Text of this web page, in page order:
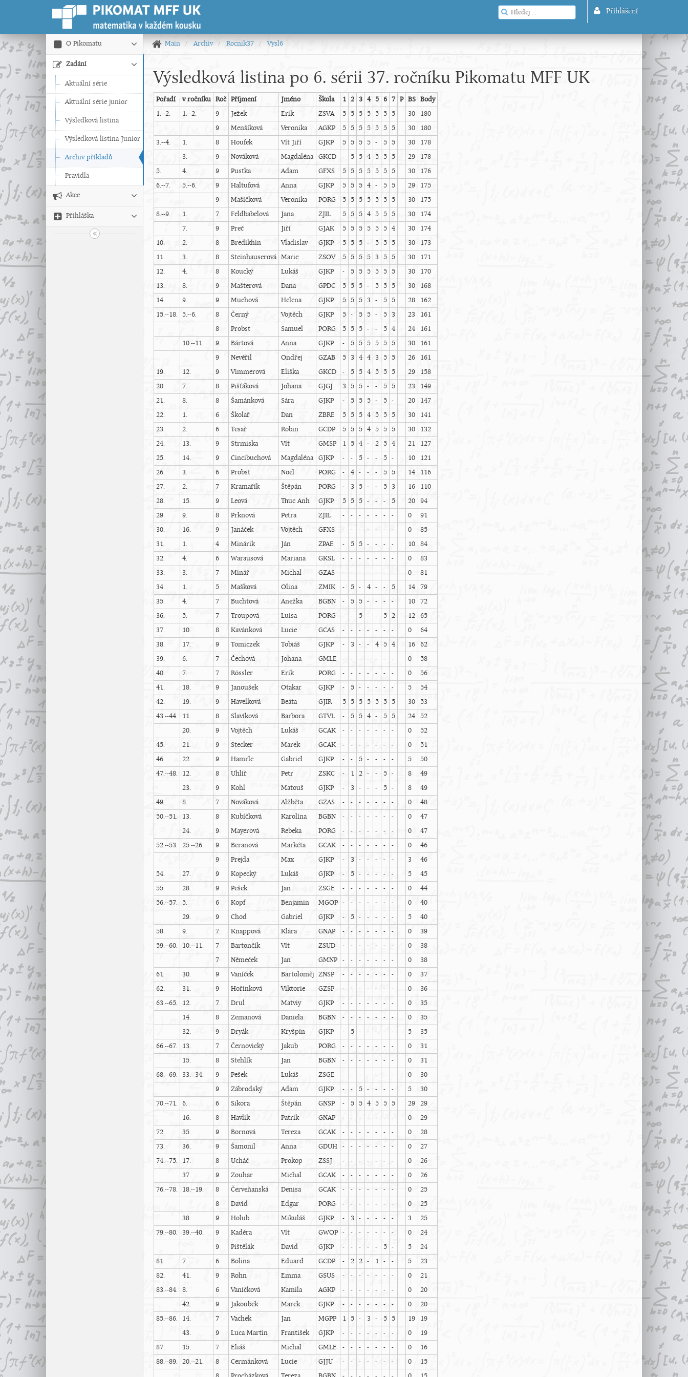
Přihlášení
O Pikomatu
Zadání
Aktuální série
Aktuální série junior
Výsledková listina
Výsledková listina Junior
Archiv příkladů
Pravidla
Akce
Přihláška
Main Archiv Rocnik37 Vysl6
Výsledková listina po 6. sérii 37. ročníku Pikomatu MFF UK
Pořadí v ročníku Roč Příjmení Jméno Škola 1 2 3 4 5 6 7 P BS Body
1.--2.
1.--2. 9 Ježek Erik ZSVA 5 5 5 5 5 5 5 30
180
9
Menšíková Veronika AGKP 5 5 5 5 5 5 5 30
180
3.--4.
1. 8 Houfek Vít Jiří GJKP 5 5 5 5 - 5 5 30
178
3.
9 Nováková Magdaléna GKCD - 5 5 4 5 5 5 29
178
5.
4. 9 Pustka Adam GFXS 5 5 5 5 5 5 5 30
176
6.--7.
5.--6. 9 Haltufová Anna GJKP 5 5 5 4 - 5 5 29
175
9
Mašíčková Veronika PORG 5 5 5 5 5 5 5 30
175
8.--9.
1. 7 Feldbabelová Jana ZJIL 5 5 5 4 5 5 5 30
174
7.
9 Preč Jiří GJAK 5 5 5 5 5 5 4 30
174
10.
2. 8 Bredikhin Vladislav GJKP 5 5 5 - 5 5 5 30
173
11.
3. 8 Steinhauserová Marie ZSOV 5 5 5 5 3 5 5 30
171
12.
4. 8 Koucký Lukáš GJKP - 5 5 5 5 5 5 30
170
13.
8. 9 Mašterová Dana GPDC 5 5 5 - 5 5 5 30
168
14.
9. 9 Muchová Helena GJKP 5 5 5 3 - 5 5 28
162
15.--18. 5.--6. 8 Černý Vojtěch GJKP 5 - 5 5 - 5 3 23
161
8
Probst Samuel PORG 5 5 5 - - 5 4 24
161
10.--11.
9 Bártová Anna GJKP - 5 5 5 5 5 5 30
161
9
Nevěřil Ondřej GZAB 5 3 4 4 3 5 5 26
161
19.
12. 9 Vimmerová Eliška GKCD - 5 5 4 5 5 5 29
158
20.
7. 8 Pišťáková Johana GJGJ 3 5 5 - - 5 5 23
149
21.
8. 8 Šamánková Sára GJKP - 5 5 5 - 5 - 20
147
22.
1. 6 Školař Dan ZBRE 5 5 5 4 5 5 5 30
141
23.
2. 6 Tesař Robin GCDP 5 5 5 4 5 5 5 30
132
24.
13. 9 Strmiska Vít GMSP 1 5 4 - 2 5 4 21
127
25.
14. 9 Cincibuchová Magdaléna GJKP - - 5 - - 5 - 10
121
26.
3. 6 Probst Noel PORG - 4 - - - 5 5 14
116
27.
2. 7 Kramařík Štěpán PORG - 3 5 - - 5 3 16
110
28.
15. 9 Leová Thuc Anh GJKP 5 5 5 - - - 5 20 94
29.
9. 8 Prknová Petra ZJIL - - - - - - - 0
91
30.
16. 9 Janáček Vojtěch GFXS - - - - - - - 0
85
31.
1. 4 Minárik Ján ZPAE - 5 5 - - - - 10 84
32.
4. 6 Warausová Mariana GKSL - - - - - - - 0
83
33.
3. 7 Minář Michal GZAS - - - - - - - 0
81
34.
1. 5 Mašková Olina ZMIK - 5 - 4 - - 5 14 79
35.
4. 7 Buchtová Anežka BGBN - 5 5 - - - - 10 72
36.
5. 7 Troupová Luisa PORG - - 5 - - 5 2 12 65
37.
10. 8 Kavánková Lucie GCAS - - - - - - - 0
64
38.
17. 9 Tomiczek Tobiáš GJKP - 3 - - 4 5 4 16 62
39.
6. 7 Čechová Johana GMLE - - - - - - - 0
58
40.
7. 7 Rössler Erik PORG - - - - - - - 0
56
41.
18. 9 Janoušek Otakar GJKP - 5 - - - - - 5
54
42.
19. 9 Havelková Beáta GJIR 5 5 5 5 5 5 5 30 53
43.--44. 11. 8 Slavíková Barbora GTVL - 5 5 4 - 5 5 24 52
20.
9 Vojtěch Lukáš GCAK - - - - - - - 0
52
45.
21. 9 Stecker Marek GCAK - - - - - - - 0
51
46.
22. 9 Hamrle Gabriel GJKP - - 5 - - - - 5
50
47.--48. 12. 8 Uhlíř Petr ZSKC - 1 2 - - 5 - 8
49
23.
9 Kohl Matouš GJKP - 3 - - - 5 - 8
49
49.
8. 7 Nováková Alžběta GZAS - - - - - - - 0
48
50.--51. 13. 8 Kubíčková Karolína BGBN - - - - - - - 0
47
24.
9 Mayerová Rebeka PORG - - - - - - - 0
47
52.--53. 25.--26. 9 Beranová Markéta GCAK - - - - - - - 0
46
9
Prejda Max GJKP - 3 - - - - - 3
46
54.
27. 9 Kopecký Lukáš GJKP - 5 - - - - - 5
45
55.
28. 9 Pešek Jan ZSGE - - - - - - - 0
44
56.--57. 5. 6 Kopf Benjamin MGOP - - - - - - - 0
40
29.
9 Chod Gabriel GJKP - 5 - - - - - 5
40
58.
9. 7 Knappová Klára GNAP - - - - - - - 0
39
59.--60. 10.--11. 7 Bartončík Vít ZSUD - - - - - - - 0
38
7
Němeček Jan GMNP - - - - - - - 0
38
61.
30. 9 Vaníček Bartoloměj ZNSP - - - - - - - 0
37
62.
31. 9 Hořínková Viktorie GZSP - - - - - - - 0
36
63.--65. 12. 7 Drul Matviy GJKP - - - - - - - 0
35
14.
8 Zemanová Daniela BGBN - - - - - - - 0
35
32.
9 Dryák Kryšpín GJKP - 5 - - - - - 5
35
66.--67. 13. 7 Černovický Jakub PORG - - - - - - - 0
31
15.
8 Stehlík Jan BGBN - - - - - - - 0
31
68.--69. 33.--34. 9 Pešek Lukáš ZSGE - - - - - - - 0
30
9
Zábrodský Adam GJKP - - 5 - - - - 5
30
70.--71. 6. 6 Sikora Štěpán GNSP - 5 5 4 5 5 5 29 29
16.
8 Havlik Patrik GNAP - - - - - - - 0
29
72.
35. 9 Bornová Tereza GCAK - - - - - - - 0
28
73.
36. 9 Šamonil Anna GDUH - - - - - - - 0
27
74.--75. 17. 8 Ucháč Prokop ZSSJ - - - - - - - 0
26
37.
9 Zouhar Michal GCAK - - - - - - - 0
26
76.--78. 18.--19. 8 Červeňanská Denisa GCAK - - - - - - - 0
25
8
David Edgar PORG - - - - - - - 0
25
38.
9 Holub Mikuláš GJKP - 3 - - - - - 3
25
79.--80. 39.--40. 9 Kaděra Vít GWOP - - - - - - - 0
24
9
Pištělák David GJKP - - - - - 5 - 5
24
81.
7. 6 Bolina Eduard GCDP - 2 2 - 1 - - 5
23
82.
41. 9 Rohn Emma GSUS - - - - - - - 0
21
83.--84. 8. 6 Vaníčková Kamila AGKP - - - - - - - 0
20
42.
9 Jakoubek Marek GJKP - - - - - - - 0
20
85.--86. 14. 7 Vachek Jan MGPP 1 5 - 3 - 5 5 19
19
43.
9 Luca Martin František GJKP - - - - - - - 0
19
87.
15. 7 Eliáš Michal GMLE - - - - - - - 0
16
88.--89. 20.--21. 8 Cermánková Lucie GJJU - - - - - - - 0
15